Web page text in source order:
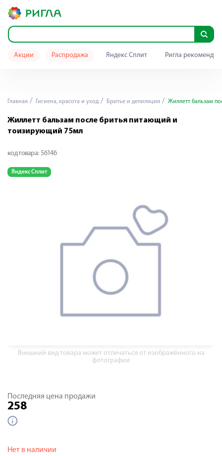
Акции Распродажа Яндекс Сплит Ригла
Главная Гигиена, красота и уход Бритье и депиляция Жиллетт бальзам
Жиллетт бальзам после бритья питающий и
тоизирующий 75мл
код товара: 56146
Яндекс Сплит
Внешний вид товара может отличаться от изображённого на
фотографии
Последняя цена продажи
258
Нет в наличии